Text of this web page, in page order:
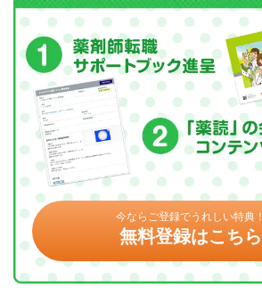
今ならご登録でうれしい特典！
無料登録はこちら